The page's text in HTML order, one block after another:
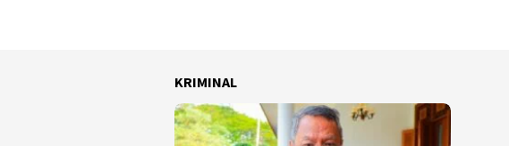
KRIMINAL